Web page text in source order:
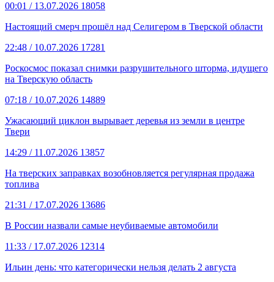
00:01 / 13.07.2026 18058
Настоящий смерч прошёл над Селигером в Тверской области
22:48 / 10.07.2026 17281
Роскосмос показал снимки разрушительного шторма, идущего
на Тверскую область
07:18 / 10.07.2026 14889
Ужасающий циклон вырывает деревья из земли в центре
Твери
14:29 / 11.07.2026 13857
На тверских заправках возобновляется регулярная продажа
топлива
21:31 / 17.07.2026 13686
В России назвали самые неубиваемые автомобили
11:33 / 17.07.2026 12314
Ильин день: что категорически нельзя делать 2 августа